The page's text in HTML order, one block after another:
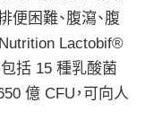
便困難、腹瀉、腹
Lactobif®
括 15 種乳酸菌
億 CFU，可向人